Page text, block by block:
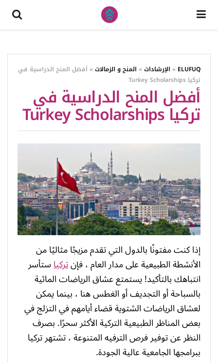
ELUFUQ
» الإرشادات » المنح و الزمالات » أفضل المنح الدراسية في
تركيا Turkey Scholarships
أفضل المنح الدراسية في
تركيا Turkey Scholarships
إذا كنت مفتونًا بالدول التي تقدم مزيجًا مثاليًا من
الأنشطة الطبيعية على مدار العام ، فإنتركياستأسر
انتباهك بالتأكيد! يستمتع عشاق الرياضات المائية
بالسباحة أو التجديف أو الغطس هنا ، بينما يمكن
لعشاق الرياضات الشتوية قضاء أيامهم في التزلج في
بعض المناظر الطبيعية التركية الأكثر سحرًا. بصرف
النظر عن توفير فرص الترفيه المتنوعة ، تشتهر تركيا
ببرامجها الجامعية عالية الجودة.